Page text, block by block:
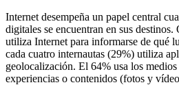
Internet desempeña un papel central
digitales se encuentran en sus
utiliza Internet para informarse de qué
cada cuatro internautas (29%) utiliza
geolocalización. El 64% usa los
experiencias o contenidos (fotos y